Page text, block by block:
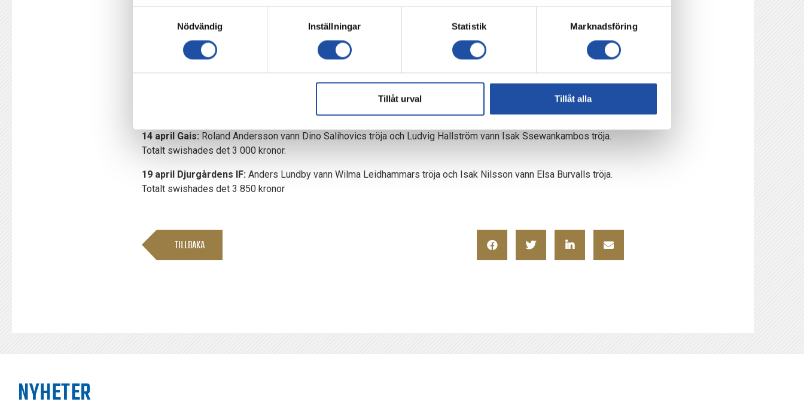
Nödvändig
Inställningar Statistik Marknadsföring
Tillåt urval Tillåt alla
Tävlingen pågår till klockan 23:59 lördagen den 27/4 (matchdagen). Vinnarna kontaktas några dagar efter matchen
och presenteras i nästa tröjtävlingsartikel. Tröjorna levereras efter säsongen.
: Sonja Westman Ekho vann Tim Pricas tröja och Håkan Frangert vann Moutaz Neffatis tröja.
14 april Gais: Roland Andersson vann Dino Salihovics tröja och Ludvig Hallström vann Isak Ssewankambos tröja.
Totalt swishades det 3 000 kronor.
19 april Djurgårdens IF: Anders Lundby vann Wilma Leidhammars tröja och Isak Nilsson vann Elsa Burvalls tröja.
Totalt swishades det 3 850 kronor
TILLBAKA
NYHETER